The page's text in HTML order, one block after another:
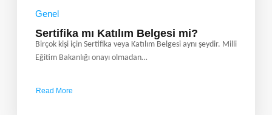
Genel
Sertifika mı Katılım Belgesi mi?
Birçok kişi için Sertifika veya Katılım Belgesi aynı şeydir. Milli
Eğitim Bakanlığı onayı olmadan…
Read More
about